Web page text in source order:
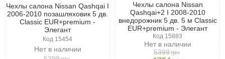
Чехлы салона Nissan Qashqai I
2006-2010 позашляховик 5 дв.
Classic EUR+premium -
Элегант
Код 15454
Нет в наличии
Чехлы салона Nissan
Qashqai+2 I 2008-2010
внедорожник 5 дв. 5 м Classic
EUR+premium - Элегант
Код 15883
Нет в наличии
5399грн